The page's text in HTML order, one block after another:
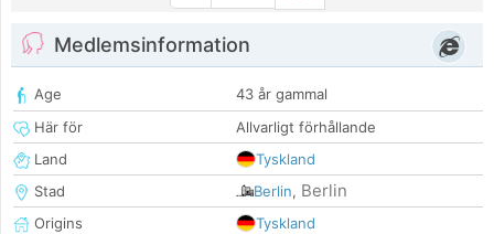
Medlemsinformation
Age
43 år gammal
Här för
Allvarligt förhållande
Land
Tyskland
Stad
Berlin, Berlin
Origins
Tyskland